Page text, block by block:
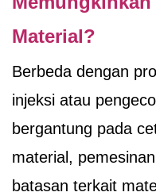
Material?
Berbeda dengan
injeksi atau
bergantung pada
material,
batasan terkait